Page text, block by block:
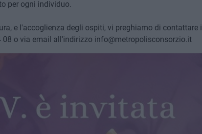
per ogni individuo.
e l'accoglienza degli ospiti, vi preghiamo di contattare i
o via email all'indirizzo info@metropolisconsorzio.it